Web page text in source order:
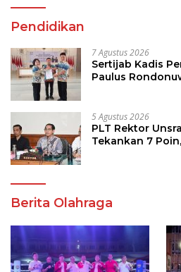
Pendidikan
7 Agustus 2026
Sertijab Kadis
Paulus
5 Agustus 2026
PLT Rektor
Tekankan 7
Berita Olahraga